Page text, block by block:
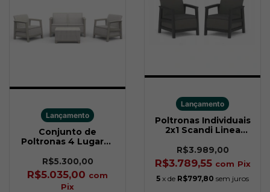
Lançamento
Conjunto de
Poltronas 4 Lugares
Bege Keter
R$5.300,00
R$5.035,00 com
Pix
Lançamento
Poltronas Individuais
2x1 Scandi Linea
R$3.989,00
R$3.789,55 com Pix
5 x de R$797,80 sem juros